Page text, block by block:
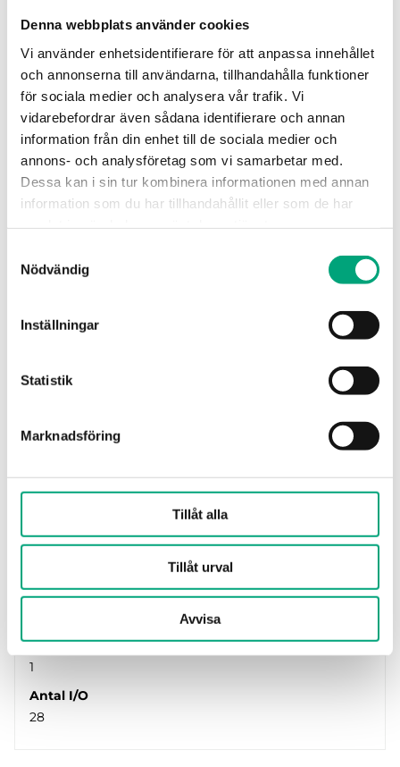
Denna webbplats använder cookies
Vi använder enhetsidentifierare för att anpassa innehållet
och annonserna till användarna, tillhandahålla funktioner
för sociala medier och analysera vår trafik. Vi
vidarebefordrar även sådana identifierare och annan
information från din enhet till de sociala medier och
annons- och analysföretag som vi samarbetar med.
Dessa kan i sin tur kombinera informationen med annan
information som du har tillhandahållit eller som de har
Nödvändig
Inställningar
Statistik
Marknadsföring
Tillåt alla
Tillåt urval
Avvisa
XCA152DW-4
Liten och kompakt styrenhet med olika typer
av kommunikation, med eller utan inbyggd
display. EXOcompact Ardo…
RS485-portar
1
Ethernetportar
1
REGIN
XCA282DW-4
Liten och kompakt styrenhet med olika typer
av kommunikation, med eller utan inbyggd
display. EXOcompact Ardo…
RS485-portar
Ethernetportar
1
Antal I/O
28